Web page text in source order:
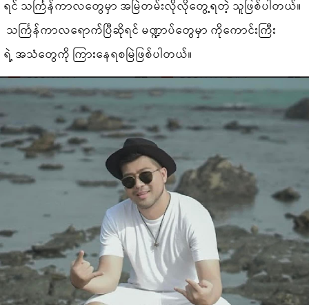
ရင် သင်္ကြန်ကာလတွေမှာ အမြဲတမ်းလိုလိုတွေ့ရတဲ့ သူဖြစ်ပါတယ်။
သင်္ကြန်ကာလရောက်ပြီဆိုရင် မဏ္ဍာပ်တွေမှာ ကိုကောင်းကြီး
ရဲ့ အသံတွေကို ကြားနေရစမြဲဖြစ်ပါတယ်။